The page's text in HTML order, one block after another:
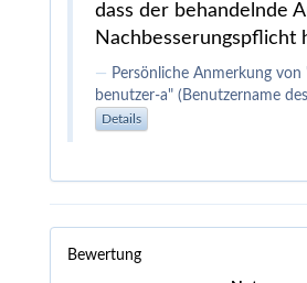
dass der behandelnde
Nachbesserungspflicht
Persönliche Anmerkung
benutzer-a" (Benutzername
Details
Bewertung